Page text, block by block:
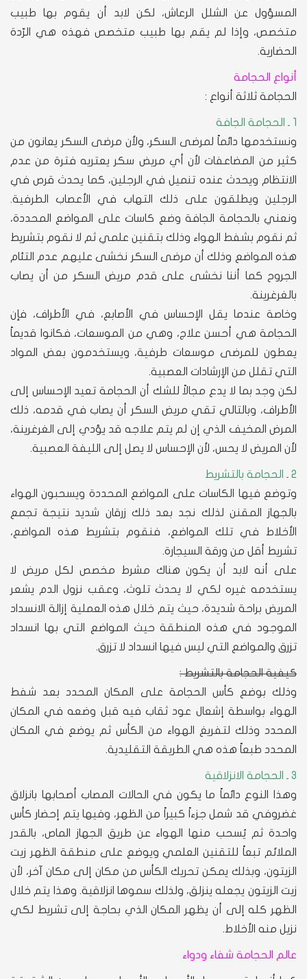
المسؤول عن الشلل الرعاش، لكن لابد أن يقوم بها طبيب
متخصص، وإذا لم يقم بها طبيب متخصص فهذه هي الرّدة
الحضارية.
أنواع الحجامة
الحجامة ثلاثة أنواع :
1 ـ الحجامة الجافة
ونستخدمها دائماً لمرضى السكر، ولأن مرضى السكر يعانون من
كثير من المضاعفات لأن أي مريض سكر يعتريه فترة من عدم
الانتظام ويحدث عنده تنميل في الرجلين، كما يحدث قرص في
الرجلين ويطلقون على ذلك التهاب في الأعصاب الطرفية.
ونعني بالحجامة الجافة وضع كاسات على المواضع المحددة،
ثم نقوم بشفط الهواء وذلك بتقنين علمي ثم لا نقوم بتشريط
هذه المواضع وذلك أن مرضى السكر نخشى عليهم عدم التئام
الجروح كما أننا نخشى على قدم مريض السكر من أن يصاب
بالغرغرينة.
وخاصة عندما يقل الإحساس في الأصابع، في الأطراف، فإن
الحجامة هي أحسن علاج، وهي من الموسعات، فكانوا قديماً
يعطون للمرضى موسعات طرفية، ويستخدمون بعض المواد
التي تقلل من الإرشادات العصبية.
لكن وجد بما لا يدع مجالاً للشك أن الحجامة تعيد الإحساس إلى
الأطراف، وبالتالي تقي مريض السكر أن يصاب في قدمه، ذلك
المرض المخيف الذي إن لم يتم علاجه قد يؤدي إلى الغرغرينة،
لأن المريض لا يحس، لأن الإحساس لا يصل إلى الليفة العصبية.
2 ـ الحجامة بالتشريط
وتوضع فيها الكاسات على المواضع المحددة ويسحبون الهواء
بالجهاز المقنن لذلك نجد بعد ذلك زرقان شديد نتيجة تجمع
الأخلاط في تلك المواضع، فنقوم بتشريط هذه المواضع،
تشريط أقل من ورقة السيجارة.
على أنه لابد أن يكون هناك مشرط مخصص لكل مريض لا
يستخدمه غيره لكي لا يحدث تلوث، وعقب نزول الدم يشعر
المريض براحة شديدة، حيث يتم خلال هذه العملية إزالة الانسداد
الموجود في هذه المنطقة حيث المواضع التي بها انسداد
تزرق والمواضع التي ليس فيها انسداد لا تزرق.
كيفية الحجامة بالتشريط :
وذلك بوضع كأس الحجامة على المكان المحدد بعد شفط
الهواء بواسطة إشعال عود ثقاب فيه قبل وضعه في المكان
المحدد وذلك لتفريغ الهواء من الكأس ثم يوضع في المكان
المحدد طبعاً هذه هي الطريقة التقليدية.
3 ـ الحجامة الانزلاقية
وهذا النوع دائماً ما يكون في الحالات المصاب أصحابها بانزلاق
غضروفي قد شمل جزءاً كبيراً من الظهر، وفيها يتم إحضار كأس
واحدة ثم يُسحب منها الهواء عن طريق الجهاز الماص، بالقدر
الملائم تبعاً للتقنين العلمي ويوضع على منطقة الظهر زيت
الزيتون، وبذلك يمكن تحريك الكأس من مكان إلى مكان آخر، لأن
زيت الزيتون يجعله ينزلق، ولذلك سموها انزلاقية. وهذا يتم خلال
الظهر كله إلى أن يظهر المكان الذي بحاجة إلى تشريط لكي
نزيل منه الأخلاط.
عالم الحجامة شفاء ودواء